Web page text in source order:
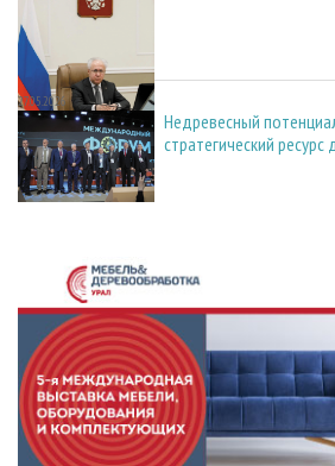
27.05.2026
Недревесный
стратегический ресурс